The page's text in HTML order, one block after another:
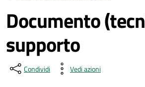
Documento
supporto
Dettagli del tipo di
Condividi Vedi azioni